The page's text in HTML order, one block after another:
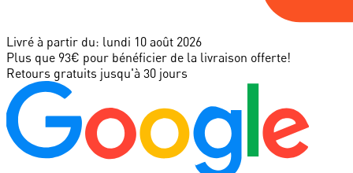
Livré à partir du: lundi 10 août 2026
Plus que 93€ pour bénéficier de la livraison offerte!
Retours gratuits jusqu'à 30 jours